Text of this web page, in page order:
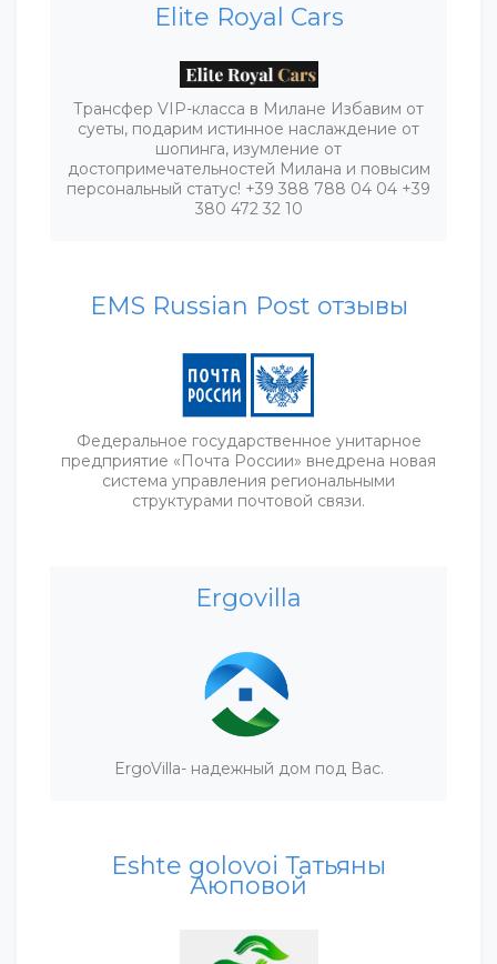
Elite Royal Cars
Трансфер VIP-класса в Милане Избавим от
суеты, подарим истинное наслаждение от
шопинга, изумление от
достопримечательностей Милана и повысим
персональный статус! +39 388 788 04 04 +39
380 472 32 10
EMS Russian Рost отзывы
Федеральное государственное унитарное
предприятие «Почта России» внедрена новая
система управления региональными
структурами почтовой связи.
Ergovilla
ErgoVilla- надежный дом под Вас.
Eshte golovoi Татьяны
Аюповой